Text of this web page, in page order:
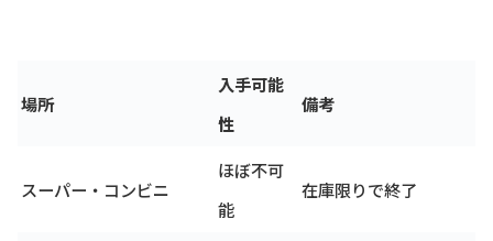
場所
入手可能
性
備考
スーパー・コンビニ
ほぼ不可
能
在庫限りで終了